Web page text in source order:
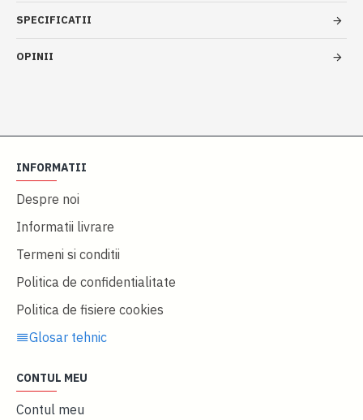
SPECIFICATII
OPINII
INFORMATII
Despre noi
Informatii livrare
Termeni si conditii
Politica de confidentialitate
Politica de fisiere cookies
Glosar tehnic
CONTUL MEU
Contul meu